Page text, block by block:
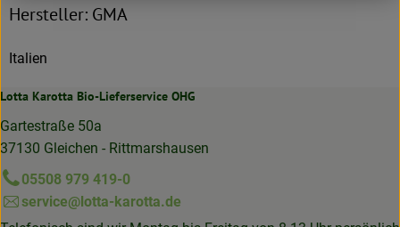
Hersteller: GMA
Italien
Lotta Karotta Bio-Lieferservice OHG
Gartestraße 50a
37130 Gleichen - Rittmarshausen
05508 979 419-0
service@lotta-karotta.de